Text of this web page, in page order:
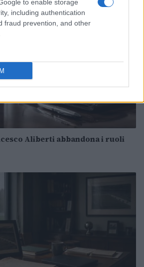
to enable storage
including authentication
fraud prevention, and other
Aliberti abbandona i ruoli